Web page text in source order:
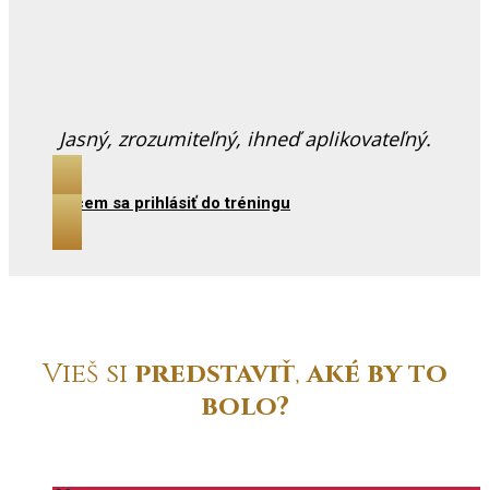
Jasný, zrozumiteľný, ihneď aplikovateľný.
Chcem sa prihlásiť do tréningu
Vieš si predstaviť,aké by to
bolo?